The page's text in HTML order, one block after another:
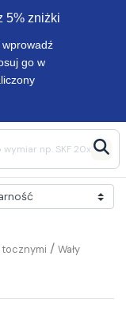
5% zniżki
go w
Wały
/
tocznymi